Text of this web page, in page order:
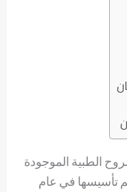
الطبية الموجودة
تأسيسها في عام